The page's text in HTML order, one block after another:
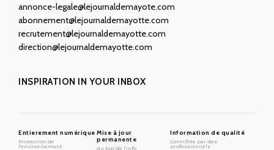
annonce-legale@lejournaldemayote.com
abonnement@lejournaldemayotte.com
recrutement@lejournaldemayotte.com
direction@lejournaldemayotte.com
INSPIRATION IN YOUR INBOX
Entierement numérique
Protection de
l'environnement
Mise à jour
permanente
Au top de l'info
Information de qualité
Contrôlée par des
professionnels